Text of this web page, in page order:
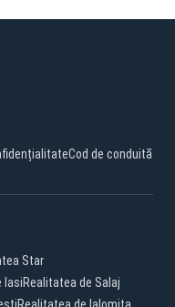
Cod de conduită
Star
IasiRealitatea de Salaj